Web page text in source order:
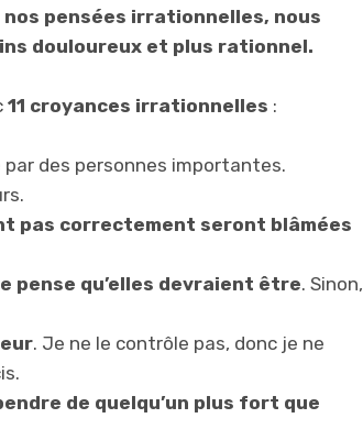
pensées irrationnelles, nous
douloureux et plus rationnel.
11 croyances irrationnelles :
par des personnes importantes.
pas correctement seront blâmées
pense qu’elles devraient être. Sinon,
. Je ne le contrôle pas, donc je ne
de quelqu’un plus fort que